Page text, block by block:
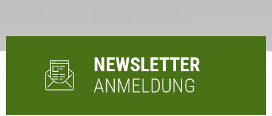
NEWSLETTER
ANMELDUNG